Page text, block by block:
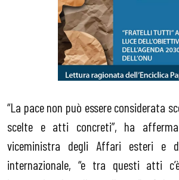
“La pace non può essere considerata
scelte e atti concreti”, ha
viceministra degli Affari esteri e
internazionale, “e tra questi atti